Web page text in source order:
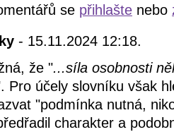
se přihlašte nebo
- 15.11.2024 12:18.
že "...síla osobnosti
Pro účely slovníku však
"podmínka nutná,
charakter a